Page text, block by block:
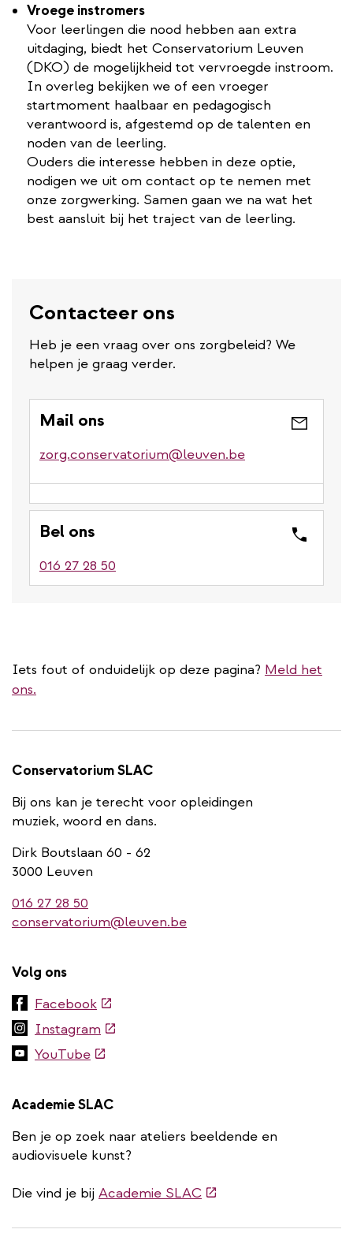
Vroege instromers
Voor leerlingen die nood hebben aan extra
uitdaging, biedt het Conservatorium Leuven
(DKO) de mogelijkheid tot vervroegde instroom.
In overleg bekijken we of een vroeger
startmoment haalbaar en pedagogisch
verantwoord is, afgestemd op de talenten en
noden van de leerling.
Ouders die interesse hebben in deze optie,
nodigen we uit om contact op te nemen met
onze zorgwerking. Samen gaan we na wat het
best aansluit bij het traject van de leerling.
Contacteer ons
Heb je een vraag over ons zorgbeleid? We
helpen je graag verder.
Mail ons
zorg.conservatorium@leuven.be
Bel ons
016 27 28 50
Iets fout of onduidelijk op deze pagina? Meld het
ons.
Conservatorium SLAC
Bij ons kan je terecht voor opleidingen
muziek, woord en dans.
Dirk Boutslaan 60 - 62
3000 Leuven
016 27 28 50
conservatorium@leuven.be
Volg ons
Facebook(externe
link)
Instagram (externe
link)
YouTube(externe
Academie SLAC
Ben je op zoek naar ateliers beeldende en
audiovisuele kunst?
Die vind je bij Academie SLAC(externe